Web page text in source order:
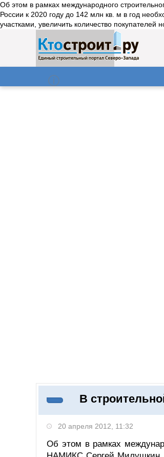
Об этом в рамках международного
России к 2020 году до 142 млн кв. м в год
участками, увеличить количество покупателей
Поиск
В
20 апреля 2012, 11:32
Об этом в рамках